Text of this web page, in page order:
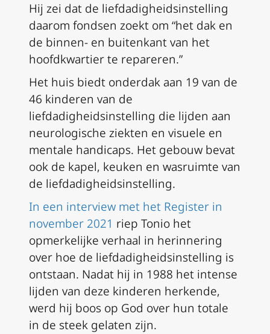
Hij zei dat de liefdadigheidsinstelling
daarom fondsen zoekt om “het dak en
de binnen- en buitenkant van het
hoofdkwartier te repareren.”
Het huis biedt onderdak aan 19 van de
46 kinderen van de
liefdadigheidsinstelling die lijden aan
neurologische ziekten en visuele en
mentale handicaps. Het gebouw bevat
ook de kapel, keuken en wasruimte van
de liefdadigheidsinstelling.
In een interview met het Register in
november 2021 riep Tonio het
opmerkelijke verhaal in herinnering
over hoe de liefdadigheidsinstelling is
ontstaan. Nadat hij in 1988 het intense
lijden van deze kinderen herkende,
werd hij boos op God over hun totale
in de steek gelaten zijn.